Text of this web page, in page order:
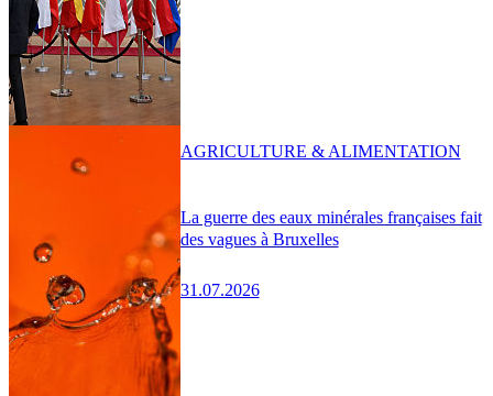
La guerre des eaux minérales françaises fait
des vagues à Bruxelles
31.07.2026
AGRICULTURE & ALIMENTATION